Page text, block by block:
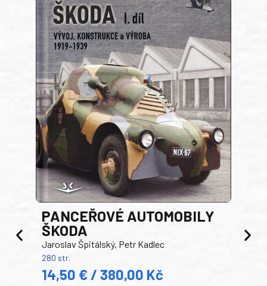
PANCEŘOVÉ AUTOMOBILY
ŠKODA
Jaroslav Špitálský, Petr Kadlec
280 str.
14,50 € / 380,00 Kč